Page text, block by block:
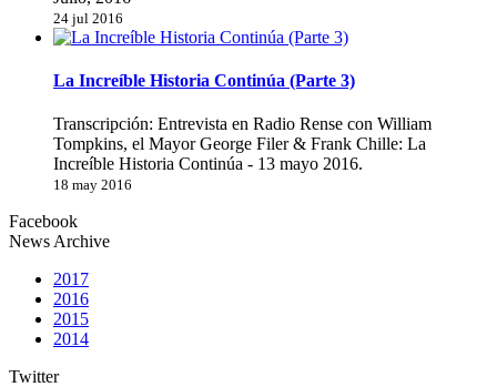
24 jul 2016
La Increíble Historia Continúa (Parte 3)
Transcripción: Entrevista en Radio Rense con William
Tompkins, el Mayor George Filer & Frank Chille: La
Increíble Historia Continúa - 13 mayo 2016.
18 may 2016
Facebook
News Archive
2017
2016
2015
2014
Twitter